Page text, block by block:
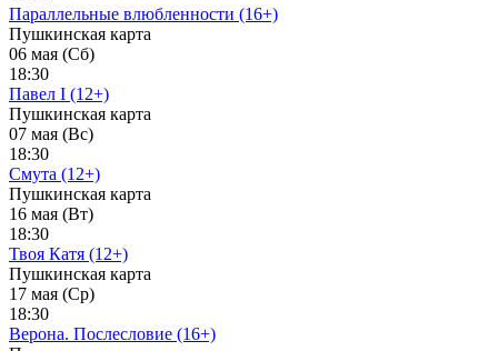
Параллельные влюбленности (16+)
Пушкинская карта
06 мая (Сб)
18:30
Павел I (12+)
Пушкинская карта
07 мая (Вс)
18:30
Смута (12+)
Пушкинская карта
16 мая (Вт)
18:30
Твоя Катя (12+)
Пушкинская карта
17 мая (Ср)
18:30
Верона. Послесловие (16+)